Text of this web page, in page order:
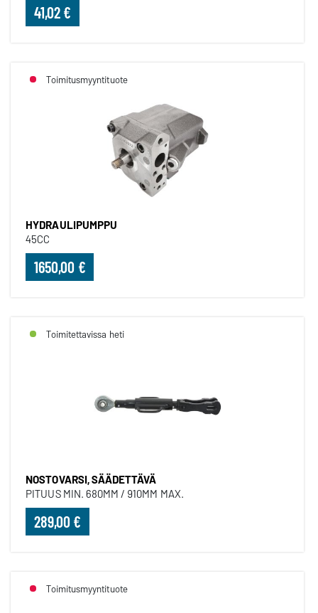
41,02 €
Toimitusmyyntituote
HYDRAULIPUMPPU
45CC
1650,00 €
Toimitettavissa heti
NOSTOVARSI, SÄÄDETTÄVÄ
PITUUS MIN. 680MM / 910MM MAX.
289,00 €
Toimitusmyyntituote